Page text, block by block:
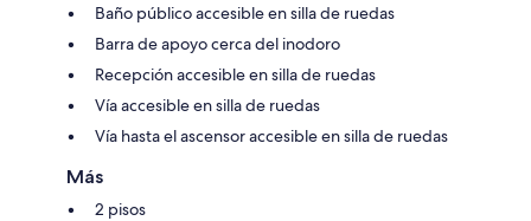
Baño público accesible en silla de ruedas
Barra de apoyo cerca del inodoro
Recepción accesible en silla de ruedas
Vía accesible en silla de ruedas
Vía hasta el ascensor accesible en silla de ruedas
Más
2 pisos